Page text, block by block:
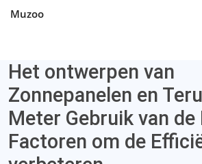
Muzoo
Het ontwerpen van
Zonnepanelen en
Meter Gebruik van de
Factoren om de